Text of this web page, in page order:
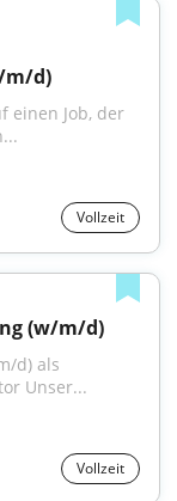
m/d)
einen Job, der
Vollzeit
(w/m/d)
d) als
Unser...
Vollzeit